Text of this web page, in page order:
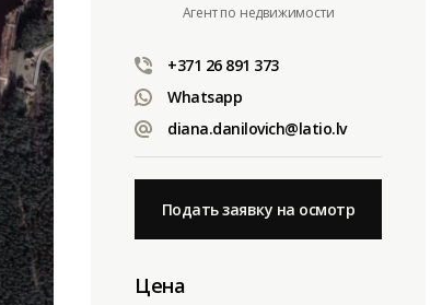
Aгент по недвижимости
+371 26 891 373
Whatsapp
diana.danilovich@latio.lv
Подать заявку на осмотр
Цена